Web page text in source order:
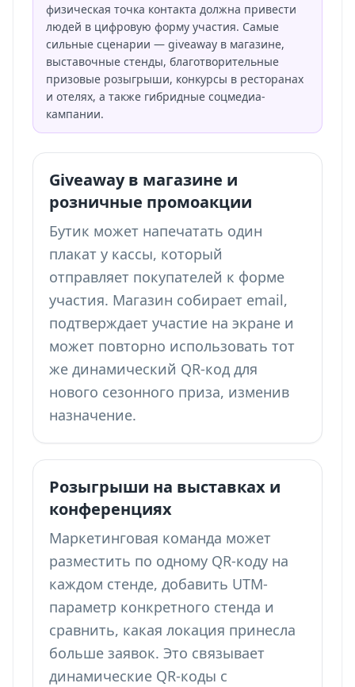
физическая точка контакта должна привести
людей в цифровую форму участия. Самые
сильные сценарии — giveaway в магазине,
выставочные стенды, благотворительные
призовые розыгрыши, конкурсы в ресторанах
и отелях, а также гибридные соцмедиа-
кампании.
Giveaway в магазине и
розничные промоакции
Бутик может напечатать один
плакат у кассы, который
отправляет покупателей к форме
участия. Магазин собирает email,
подтверждает участие на экране и
может повторно использовать тот
же динамический QR-код для
нового сезонного приза, изменив
назначение.
Розыгрыши на выставках и
конференциях
Маркетинговая команда может
разместить по одному QR-коду на
каждом стенде, добавить UTM-
параметр конкретного стенда и
сравнить, какая локация принесла
больше заявок. Это связывает
динамические QR-коды с